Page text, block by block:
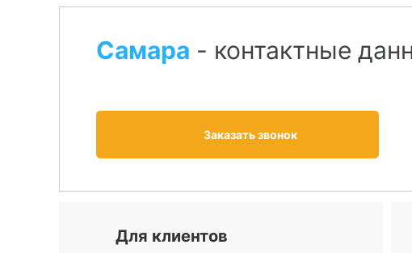
Самара - контактные
Заказать звонок
Для клиентов